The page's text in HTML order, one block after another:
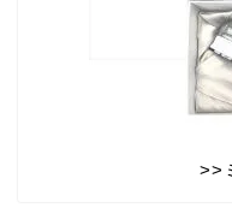
>>